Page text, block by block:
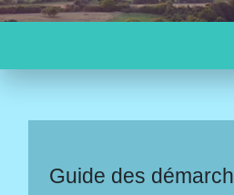
Guide des